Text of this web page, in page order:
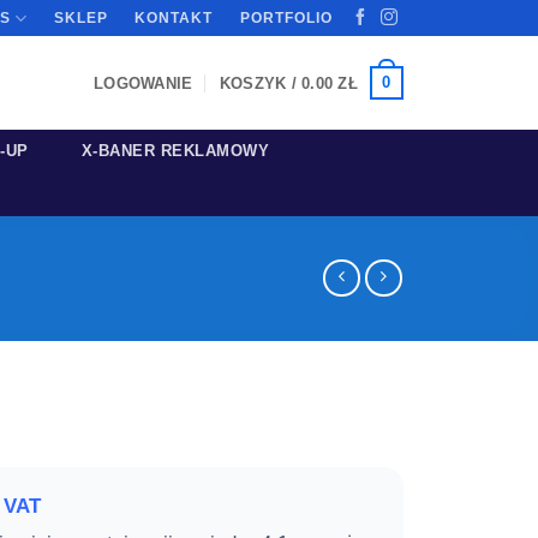
SKLEP KONTAKT PORTFOLIO
LOGOWANIE KOSZYK /0.00ZŁ 0
UP X-BANER REKLAMOWY